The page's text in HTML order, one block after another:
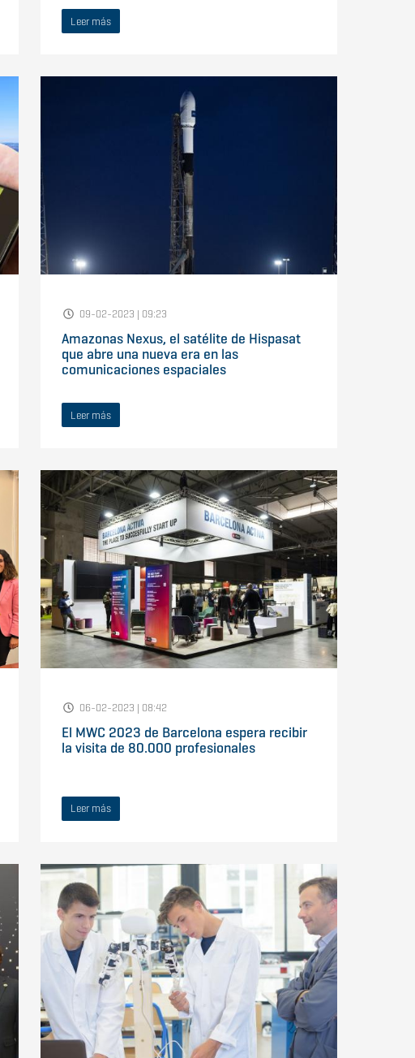
Leer más
09-02-2023 | 09:23
Amazonas Nexus, el satélite de Hispasat
que abre una nueva era en las
comunicaciones espaciales
Leer más
06-02-2023 | 08:42
El MWC 2023 de Barcelona espera recibir
la visita de 80.000 profesionales
Leer más